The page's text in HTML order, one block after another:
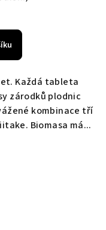
Každá tableta
zárodků plodnic
kombinace tří
Biomasa má...